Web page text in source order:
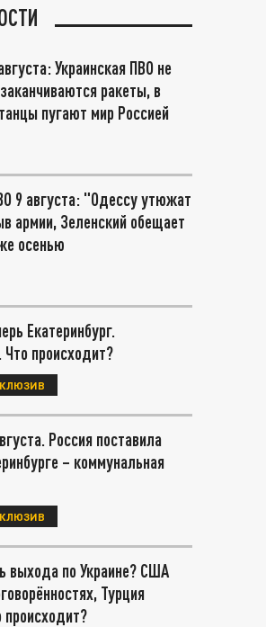
Украинская ПВО не
ракеты, в
пугают мир Россией
9 августа: "Одессу утюжат
армии, Зеленский обещает
осенью
Екатеринбург.
происходит?
Россия поставила
– коммунальная
выхода по Украине? США
Турция